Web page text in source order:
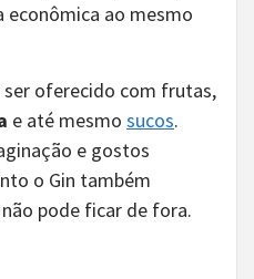
econômica ao mesmo
ser oferecido com frutas,
e até mesmo sucos.
e gostos
o Gin também
pode ficar de fora.